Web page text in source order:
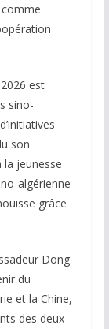
comme
est
sino-
son
la jeunesse
algérienne
grâce
Dong
du
et la Chine,
des deux